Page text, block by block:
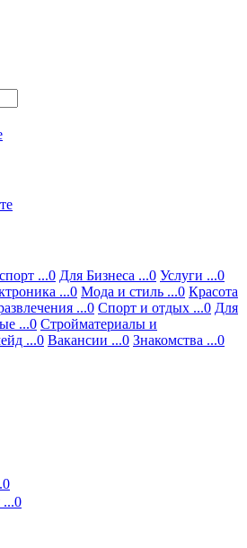
...0 Для Бизнеса ...0 Услуги ...0
...0 Мода и стиль ...0 Красота
...0 Спорт и отдых ...0 Для
...0 Стройматериалы и
...0 Вакансии ...0 Знакомства ...0
...0